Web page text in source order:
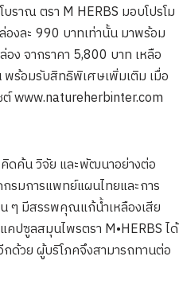
ราณ ตรา M HERBS มอบโปรโม
งละ 990 บาทเท่านั้น มาพร้อม
ง จากราคา 5,800 บาท เหลือ
ร้อมรับสิทธิพิเศษเพิ่มเติม เมื่อ
www.natureherbinter.com
คิดค้น วิจัย และพัฒนาอย่างต่อ
รมการแพทย์แผนไทยและการ
ๆ มีสรรพคุณแก้น้ำเหลืองเสีย
ปซูลสมุนไพรตรา M•HERBS ได้
ด้วย ผู้บริโภคจึงสามารถทานต่อ